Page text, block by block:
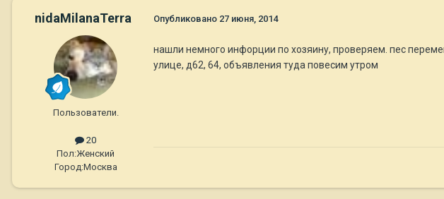
nidaMilanaTerra
Пользователи.
20
Пол:Женский
Город:Москва
Опубликовано 27 июня, 2014
нашли немного инфорции по хозяину, проверяем. пес
улице, д62, 64, объявления туда повесим утром